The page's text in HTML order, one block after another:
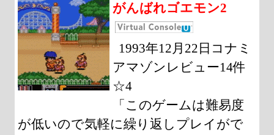
がんばれゴエモン2
1993年12月22日コナミ
アマゾンレビュー14件
☆4
「このゲームは難易度
が低いので気軽に繰り返しプレイがで